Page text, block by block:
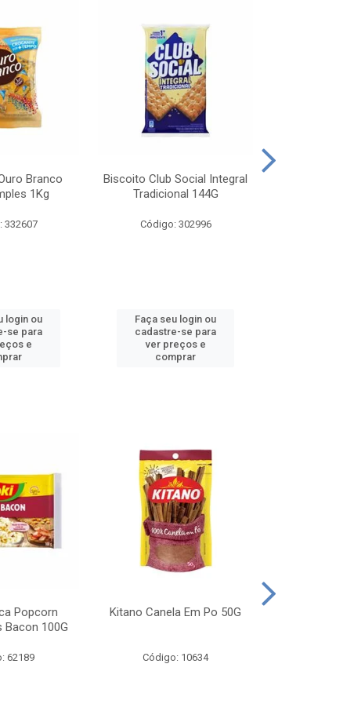
Branco
1Kg
332607
login ou
se para
e
Biscoito Club Social Integral
Tradicional 144G
Código: 302996
Faça seu login ou
cadastre-se para
ver preços e
comprar
Popcorn
Bacon 100G
62189
Kitano Canela Em Po 50G
Código: 10634